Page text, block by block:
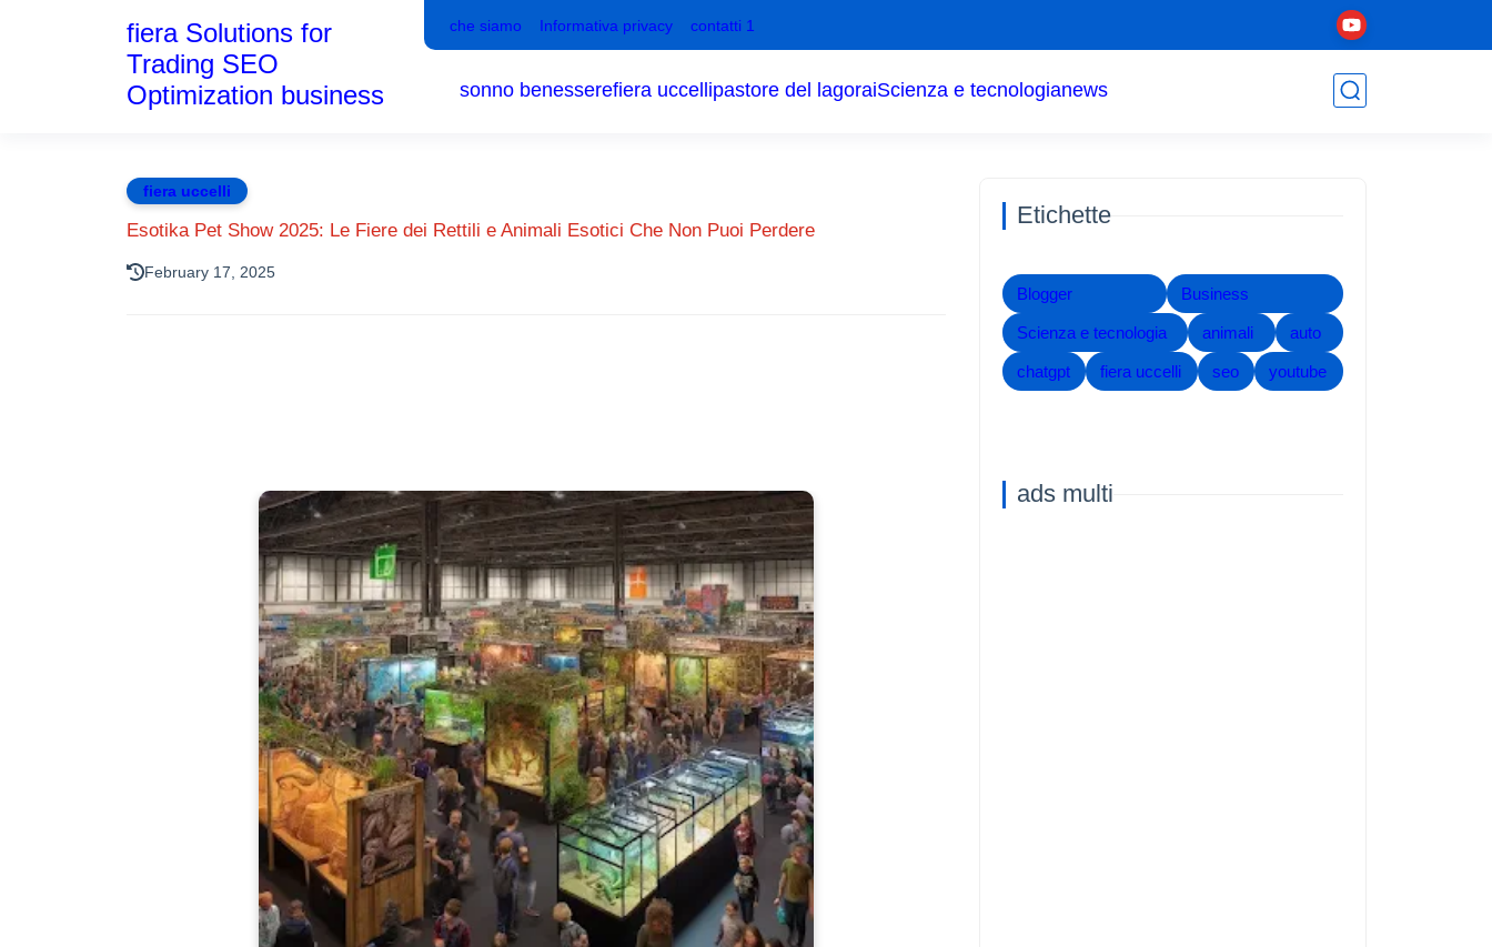
che siamo Informativa privacy contatti 1
fiera Solutions for
Trading SEO
Optimization business
sonno benesserefiera uccellipastore del lagoraiScienza e tecnologianews
fiera uccelli
Esotika Pet Show 2025: Le Fiere dei Rettili e Animali Esotici Che Non Puoi Perdere
February 17, 2025
Etichette
Blogger Business
Scienza e tecnologia animali auto
chatgpt fiera uccelli seo youtube
ads multi